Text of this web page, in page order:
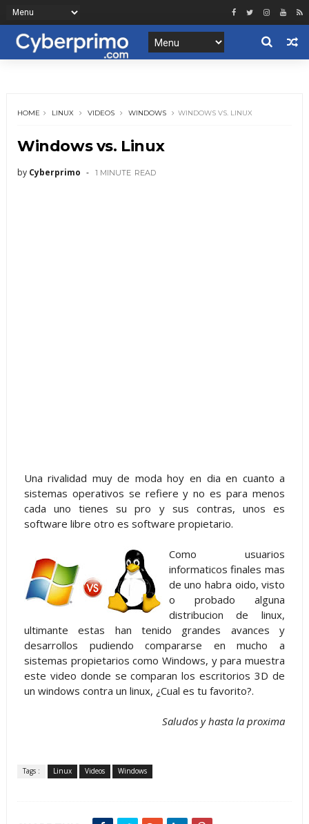
HOME LINUX VIDEOS WINDOWS WINDOWS VS. LINUX
Windows vs. Linux
by Cyberprimo 1 MINUTE READ
Una rivalidad muy de moda hoy en dia en cuanto a
sistemas operativos se refiere y no es para menos
cada uno tienes su pro y sus contras, unos es
software libre otro es software propietario.
Como usuarios
informaticos finales mas
de uno habra oido, visto
o probado alguna
distribucion de linux,
ultimante estas han tenido grandes avances y
desarrollos pudiendo compararse en mucho a
sistemas propietarios como Windows, y para muestra
este video donde se comparan los escritorios 3D de
un windows contra un linux, ¿Cual es tu favorito?.
Saludos y hasta la proxima
Tags : Linux Videos Windows